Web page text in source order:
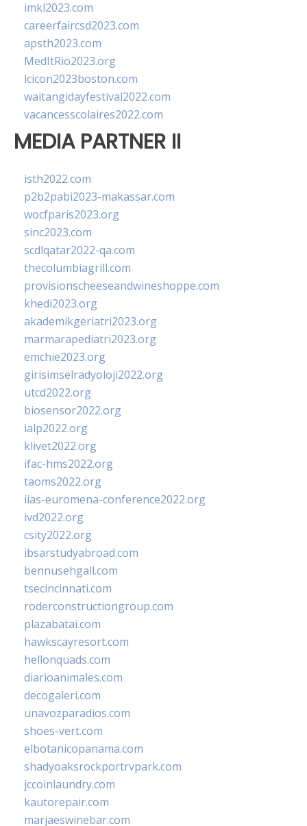
imkl2023.com
careerfaircsd2023.com
apsth2023.com
MedItRio2023.org
lcicon2023boston.com
waitangidayfestival2022.com
vacancesscolaires2022.com
MEDIA PARTNER II
isth2022.com
p2b2pabi2023-makassar.com
wocfparis2023.org
sinc2023.com
scdlqatar2022-qa.com
thecolumbiagrill.com
provisionscheeseandwineshoppe.com
khedi2023.org
akademikgeriatri2023.org
marmarapediatri2023.org
emchie2023.org
girisimselradyoloji2022.org
utcd2022.org
biosensor2022.org
ialp2022.org
klivet2022.org
ifac-hms2022.org
taoms2022.org
iias-euromena-conference2022.org
ivd2022.org
csity2022.org
ibsarstudyabroad.com
bennusehgall.com
tsecincinnati.com
roderconstructiongroup.com
plazabatai.com
hawkscayresort.com
hellonquads.com
diarioanimales.com
decogaleri.com
unavozparadios.com
shoes-vert.com
elbotanicopanama.com
shadyoaksrockportrvpark.com
jccoinlaundry.com
kautorepair.com
marjaeswinebar.com